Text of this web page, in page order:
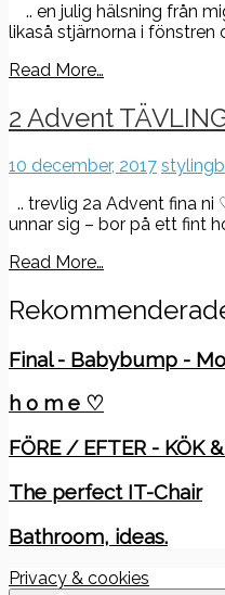
.. en julig hälsning från
likaså stjärnorna i fönstren
Read More…
2 Advent
10 december, 2017
.. trevlig 2a Advent fina
unnar sig – bor på ett fint
Read More…
Final - Babybump -
h o m e ♡
FÖRE / EFTER - KÖK
The perfect IT-Chair
Bathroom, ideas.
Privacy & cookies